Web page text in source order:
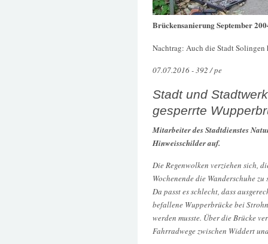
Brückensanierung September
Nachtrag: Auch die Stadt
07.07.2016 - 392 / pe
Stadt und
gesperrte
Mitarbeiter des Stadtdienstes
Hinweisschilder auf.
Die Regenwolken verziehen sich,
Wochenende die Wanderschuhe
Da passt es schlecht, dass
befallene Wupperbrücke bei
werden musste. Über die Brücke
Fahrradwege zwischen Widdert